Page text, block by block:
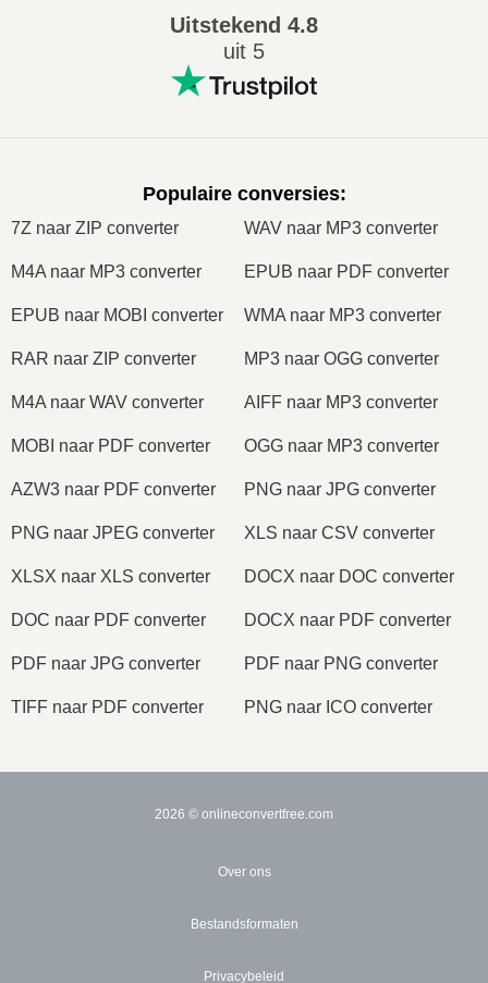
Uitstekend 4.8
uit 5
Populaire conversies:
7Z naar ZIP converter WAV naar MP3 converter
M4A naar MP3 converter EPUB naar PDF converter
EPUB naar MOBI converter WMA naar MP3 converter
RAR naar ZIP converter MP3 naar OGG converter
M4A naar WAV converter AIFF naar MP3 converter
MOBI naar PDF converter OGG naar MP3 converter
AZW3 naar PDF converter PNG naar JPG converter
PNG naar JPEG converter XLS naar CSV converter
XLSX naar XLS converter DOCX naar DOC converter
DOC naar PDF converter DOCX naar PDF converter
PDF naar JPG converter PDF naar PNG converter
TIFF naar PDF converter PNG naar ICO converter
2026 © onlineconvertfree.com
Over ons
Bestandsformaten
Privacybeleid